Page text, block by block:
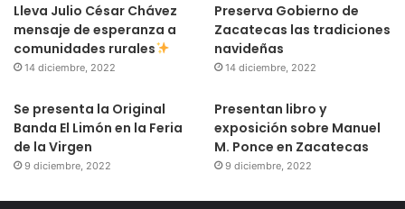
Lleva Julio César Chávez
mensaje de esperanza a
comunidades rurales
14 diciembre, 2022
Preserva Gobierno de
Zacatecas las tradiciones
navideñas
14 diciembre, 2022
Se presenta la Original
Banda El Limón en la Feria
de la Virgen
9 diciembre, 2022
Presentan libro y
exposición sobre Manuel
M. Ponce en Zacatecas
9 diciembre, 2022